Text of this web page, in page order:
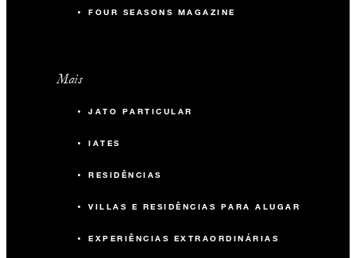
FOUR SEASONS MAGAZINE
Mais
JATO PARTICULAR
IATES
RESIDÊNCIAS
VILLAS E RESIDÊNCIAS PARA ALUGAR
EXPERIÊNCIAS EXTRAORDINÁRIAS